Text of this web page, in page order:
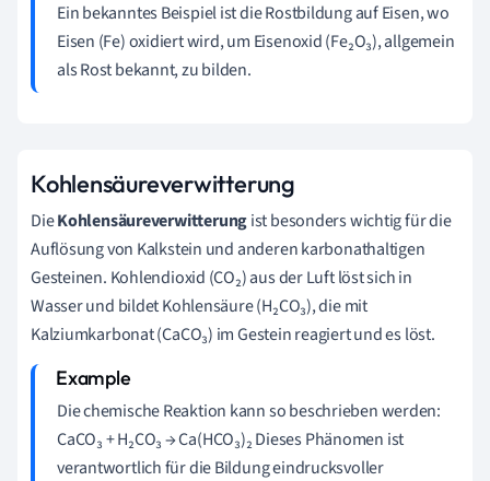
Ein bekanntes Beispiel ist die Rostbildung auf Eisen, wo
Eisen (Fe) oxidiert wird, um Eisenoxid (Fe₂O₃), allgemein
als Rost bekannt, zu bilden.
Kohlensäureverwitterung
DieKohlensäureverwitterungist besonders wichtig für die
Auflösung von Kalkstein und anderen karbonathaltigen
Gesteinen. Kohlendioxid (CO₂) aus der Luft löst sich in
Wasser und bildet Kohlensäure (H₂CO₃), die mit
Kalziumkarbonat (CaCO₃) im Gestein reagiert und es löst.
Die chemische Reaktion kann so beschrieben werden:
CaCO₃ + H₂CO₃ → Ca(HCO₃)₂ Dieses Phänomen ist
verantwortlich für die Bildung eindrucksvoller